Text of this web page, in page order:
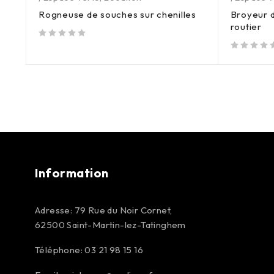
Rogneuse de souches sur chenilles
Broyeur
routier
Information
Adresse: 79 Rue du Noir Cornet,
62500 Saint-Martin-lez-Tatinghem
Téléphone: 03 21 98 15 16